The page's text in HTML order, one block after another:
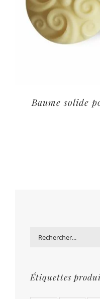
Baume solide
Étiquettes